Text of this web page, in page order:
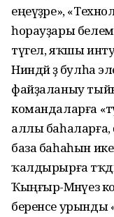
еңеүҙәре»,
һорауҙары белем
түгел, яҡшы
Ниндәй ҙә булһа
файҙаланыу
командаларға
аллы
база баһаһын
ҡалдырырға
Ҡыңғыр-Мәнәүез
беренсе урынды